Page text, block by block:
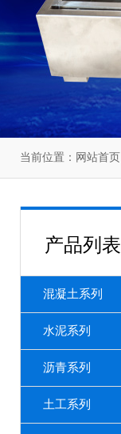
当前位置： 网站首页
产品列表
混凝土系列
水泥系列
沥青系列
土工系列